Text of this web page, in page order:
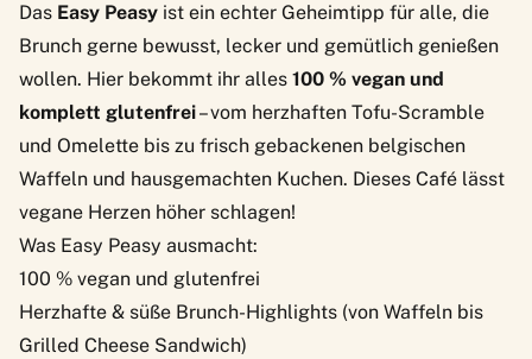
Das Easy Peasy ist ein echter Geheimtipp für alle, die
Brunch gerne bewusst, lecker und gemütlich genießen
wollen. Hier bekommt ihr alles 100 % vegan und
komplett glutenfrei– vom herzhaften Tofu-Scramble
und Omelette bis zu frisch gebackenen belgischen
Waffeln und hausgemachten Kuchen. Dieses Café lässt
vegane Herzen höher schlagen!
Was Easy Peasy ausmacht:
100 % vegan und glutenfrei
Herzhafte & süße Brunch-Highlights (von Waffeln bis
Grilled Cheese Sandwich)